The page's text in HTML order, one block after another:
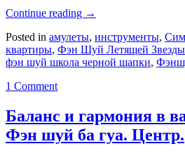
Continue reading →
Posted in амулеты, инструменты,
квартиры, Фэн Шуй Летящей Звезды
фэн шуй школа черной шапки,
1 Comment
Баланс и гармония в
Фэн шуй ба гуа. Центр.